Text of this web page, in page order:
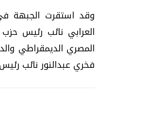
وقد استقرت الجبهة
العرابي نائب رئيس حزب
المصري الديمقراطي
فخري عبدالنور نائب